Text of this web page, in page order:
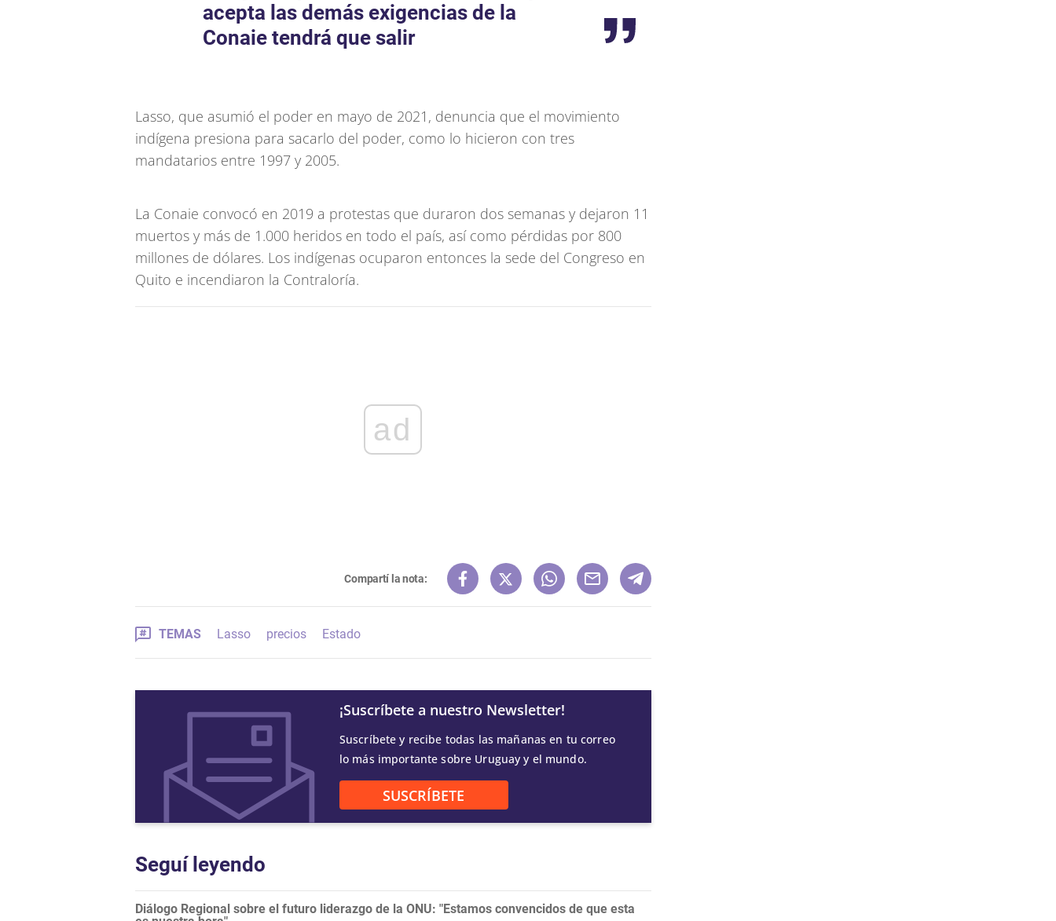
acepta las demás exigencias de la
Conaie tendrá que salir
Lasso, que asumió el poder en mayo de 2021, denuncia que el movimiento
indígena presiona para sacarlo del poder, como lo hicieron con tres
mandatarios entre 1997 y 2005.
La Conaie convocó en 2019 a protestas que duraron dos semanas y dejaron 11
muertos y más de 1.000 heridos en todo el país, así como pérdidas por 800
millones de dólares. Los indígenas ocuparon entonces la sede del Congreso en
Quito e incendiaron la Contraloría.
ad
Compartí la nota:
TEMAS Lasso precios Estado
¡Suscríbete a nuestro Newsletter!
Suscríbete y recibe todas las mañanas en tu correo
lo más importante sobre Uruguay y el mundo.
SUSCRÍBETE
Seguí leyendo
Diálogo Regional sobre el futuro liderazgo de la ONU: "Estamos convencidos de que esta